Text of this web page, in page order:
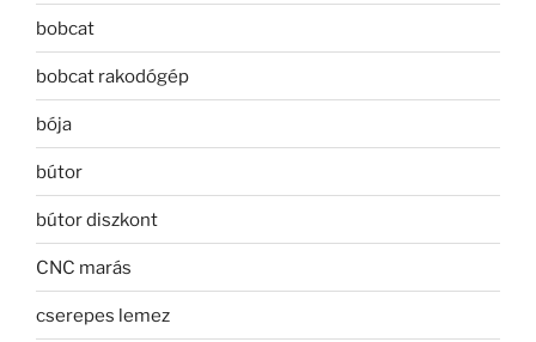
bobcat
bobcat rakodógép
bója
bútor
bútor diszkont
CNC marás
cserepes lemez